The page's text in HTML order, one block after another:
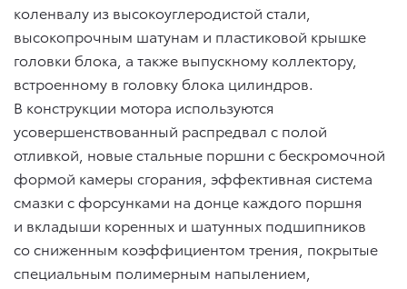
коленвалу из высокоуглеродистой стали,
высокопрочным шатунам и пластиковой крышке
головки блока, а также выпускному коллектору,
встроенному в головку блока цилиндров.
В конструкции мотора используются
усовершенствованный распредвал с полой
отливкой, новые стальные поршни с бескромочной
формой камеры сгорания, эффективная система
смазки с форсунками на донце каждого поршня
и вкладыши коренных и шатунных подшипников
со сниженным коэффициентом трения, покрытые
специальным полимерным напылением,